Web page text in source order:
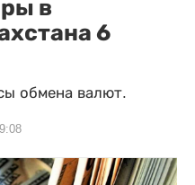
в
6
обмена валют.